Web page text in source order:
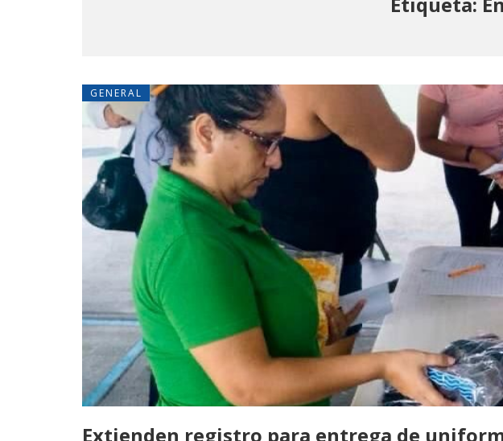
GENERAL
Extienden registro para entrega de